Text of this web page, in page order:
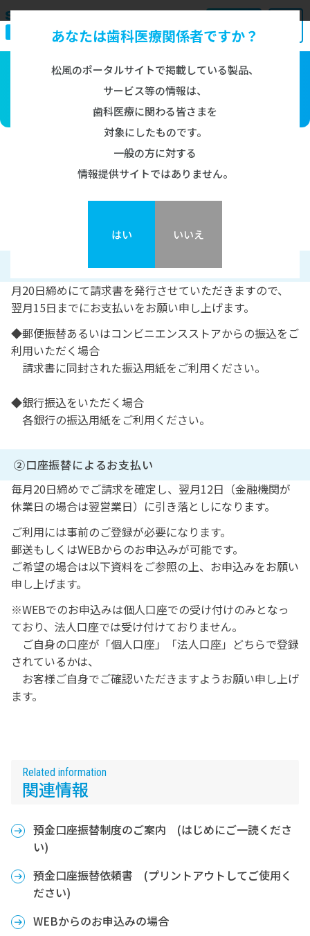
消耗品
ボンディング材
歯科矯正用プライヤー
咬合器
インダイレクト ボンディングシステム
一般歯科製品
その他
総合カタログPDF
製品カタログ・取扱説明書
インフォメーション
ニュース・お知らせ
お問い合わせ
Search
インフォメーション
インフォメーション お支払いについて
①請求書によるお支払い
月20日締めにて請求書を発行させていただきますので、
翌月15日までにお支払いをお願い申し上げます。
◆郵便振替あるいはコンビニエンスストアからの振込をご
利用いただく場合
請求書に同封された振込用紙をご利用ください。
◆銀行振込をいただく場合
各銀行の振込用紙をご利用ください。
②口座振替によるお支払い
毎月20日締めでご請求を確定し、翌月12日（金融機関が
休業日の場合は翌営業日）に引き落としになります。
ご利用には事前のご登録が必要になります。
郵送もしくはWEBからのお申込みが可能です。
ご希望の場合は以下資料をご参照の上、お申込みをお願い
申し上げます。
※WEBでのお申込みは個人口座での受け付けのみとなっ
ており、法人口座では受け付けておりません。
ご自身の口座が「個人口座」「法人口座」どちらで登録
されているかは、
お客様ご自身でご確認いただきますようお願い申し上げ
ます。
関連情報
Related information
預金口座振替制度のご案内 (はじめにご一読くださ
い)
預金口座振替依頼書 (プリントアウトしてご使用く
ださい)
WEBからのお申込みの場合
あなたは歯科医療関係者ですか？
松風のポータルサイトで掲載している製品、
サービス等の情報は、
歯科医療に関わる皆さまを
対象にしたものです。
一般の方に対する
情報提供サイトではありません。
はい いいえ